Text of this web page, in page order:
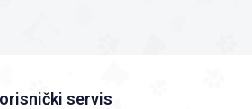
servis